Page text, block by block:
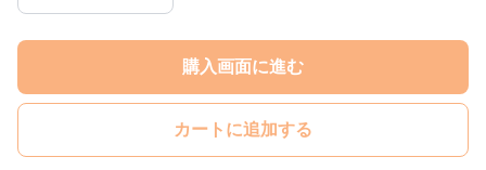
購入画面に進む
カートに追加する